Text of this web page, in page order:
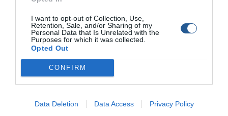
I want to opt-out of Collection, Use,
Retention, Sale, and/or Sharing of my
Personal Data that Is Unrelated with the
Purposes for which it was collected.
Opted Out
CONFIRM
Data Deletion Data Access Privacy Policy
Ασυναγώνιστες προσφορές Garmin για την
αναβάθμιση του σκάφους σας
Ανανεώστε τον εξοπλισμό στο σκάφος σας με τις
1.130€. Λίγο πριν την επίσημη έναρξη του καλοκαιριού η
κορυφαία εταιρία ηλεκτρονικών Garmin, σας δίνει τη